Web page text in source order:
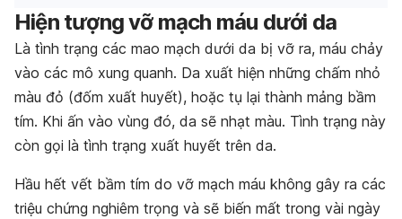
Hiện tượng vỡ mạch máu dưới da
Là tình trạng các mao mạch dưới da bị vỡ ra, máu chảy
vào các mô xung quanh. Da xuất hiện những chấm nhỏ
màu đỏ (đốm xuất huyết), hoặc tụ lại thành mảng bầm
tím. Khi ấn vào vùng đó, da sẽ nhạt màu. Tình trạng này
còn gọi là tình trạng xuất huyết trên da.
Hầu hết vết bầm tím do vỡ mạch máu không gây ra các
triệu chứng nghiêm trọng và sẽ biến mất trong vài ngày